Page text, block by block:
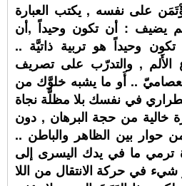
على نفسه , يكتب العبارة
يضيف : أن تكون وحيداً ,أن
وحيداً هو تربية ذاتيَّة ..
الأَلم , والتدرّب على تصريف
.. أَو ما يشبه خلوَّك من
في نفسك بلا مظلَّة نجاة
من حجة البرهان , دون
حوار بين الظاهر والباطن ..
ترمي ما في يدك اليسرى إلى
شيء في حركة الانتقال من اللا